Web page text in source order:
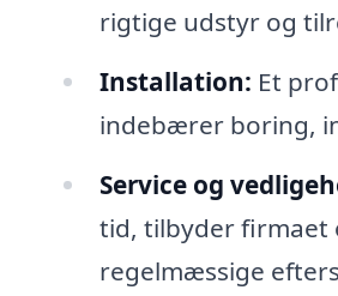
rigtige udstyr og
Installation: Et
indebærer boring,
Service og
tid, tilbyder firmaet
regelmæssige